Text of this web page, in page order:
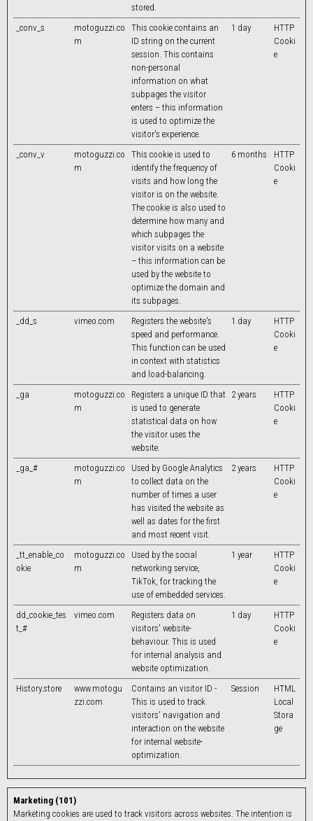
stored.
_conv_s
motoguzzi.co
m
This cookie contains an
ID string on the current
session. This contains
non-personal
information on what
subpages the visitor
enters – this information
is used to optimize the
visitor's experience.
1 day
HTTP
Cooki
e
_conv_v
motoguzzi.co
m
This cookie is used to
identify the frequency of
visits and how long the
visitor is on the website.
The cookie is also used to
determine how many and
which subpages the
visitor visits on a website
– this information can be
used by the website to
optimize the domain and
its subpages.
6 months
HTTP
Cooki
e
_dd_s vimeo.com
Registers the website's
speed and performance.
This function can be used
in context with statistics
and load-balancing.
1 day
HTTP
Cooki
e
_ga
motoguzzi.co
m
Registers a unique ID that
is used to generate
statistical data on how
the visitor uses the
website.
2 years
HTTP
Cooki
e
_ga_#
motoguzzi.co
m
Used by Google Analytics
to collect data on the
number of times a user
has visited the website as
well as dates for the first
and most recent visit.
2 years
HTTP
Cooki
e
_tt_enable_co
okie
motoguzzi.co
m
Used by the social
networking service,
TikTok, for tracking the
use of embedded services.
1 year
HTTP
Cooki
e
dd_cookie_tes
t_#
vimeo.com
Registers data on
visitors' website-
behaviour. This is used
for internal analysis and
website optimization.
1 day
HTTP
Cooki
e
History.store
www.motogu
zzi.com
Contains an visitor ID -
This is used to track
visitors' navigation and
interaction on the website
for internal website-
optimization.
Session
HTML
Local
Stora
ge
Marketing (101)
Marketing cookies are used to track visitors across websites. The intention is